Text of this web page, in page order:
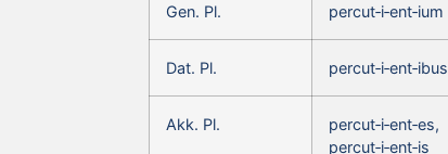
Gen. Pl. percut‑i‑ent‑ium
Dat. Pl. percut‑i‑ent‑ibus
Akk. Pl.
percut‑i‑ent‑es,
percut‑i‑ent‑is